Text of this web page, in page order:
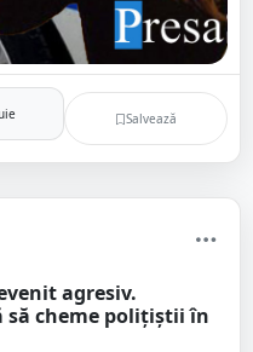
Salvează
agresiv.
să cheme polițiștii în